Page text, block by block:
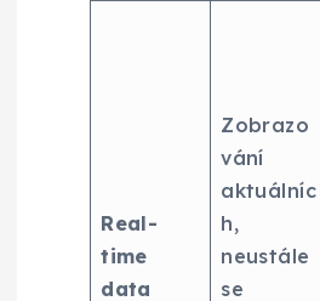
Real-
time
data
Zobrazo
vání
aktuálníc
h,
neustále
se